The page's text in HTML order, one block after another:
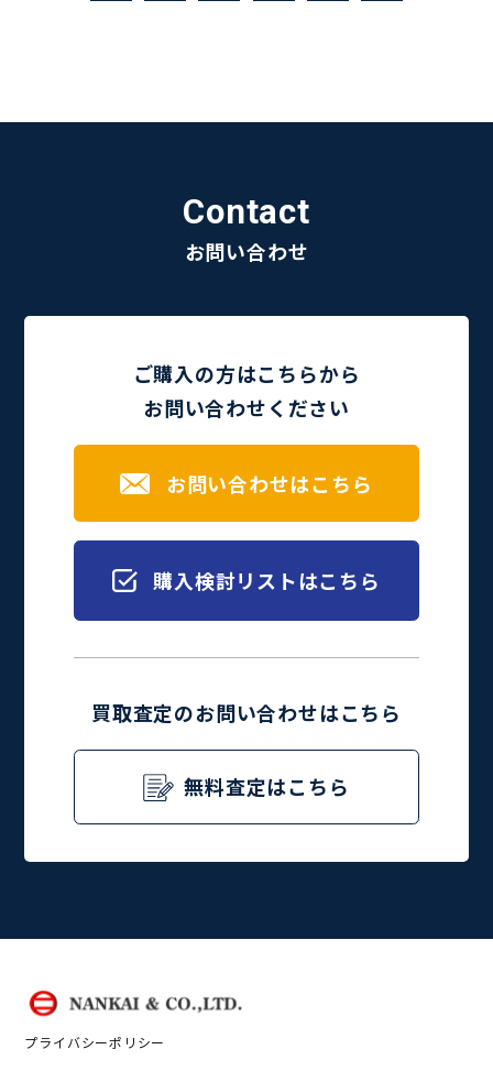
Contact
お問い合わせ
ご購入の方はこちらから
お問い合わせください
お問い合わせはこちら
購入検討リストはこちら
買取査定のお問い合わせはこちら
無料査定はこちら
プライバシーポリシー